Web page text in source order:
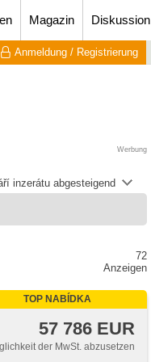
Magazin Diskussion
Anmeldung / Registrierung
Werbung
inzerátu abgesteigend
72
Anzeigen
TOP NABÍDKA
57 786 EUR
der MwSt. abzusetzen